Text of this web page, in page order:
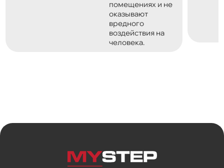
помещениях и не
оказывают
вредного
воздействия на
человека.